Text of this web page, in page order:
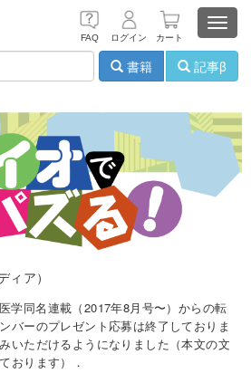
FAQ ログイン カート
書籍
記事β
ア）
学同名連載（2017年8月号〜）からの転
バーのプレゼント応募は終了しておりま
いただけるようになりました（本文の文
おります）．